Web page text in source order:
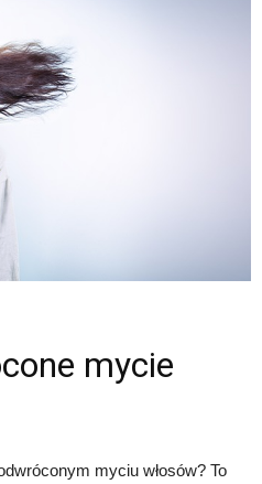
mycie
myciu włosów? To